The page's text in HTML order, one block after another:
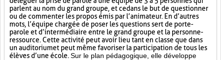
parlent au nom du grand groupe, et ce dans le but de questionner
ou de commenter les propos émis par l’animateur. En d’autres
mots, l’équipe chargée de poser les questions sert de porte-
parole et d’intermédiaire entre le grand groupe et la personne-
ressource. Cette activité peut avoir lieu tant en classe que dans
un auditorium et peut même favoriser la participation de tous les
élèves d’une école. Sur le plan pédagogique, elle développe